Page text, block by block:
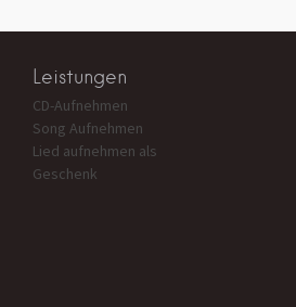
Leistungen
CD-Aufnehmen
Song Aufnehmen
Lied aufnehmen als
Geschenk